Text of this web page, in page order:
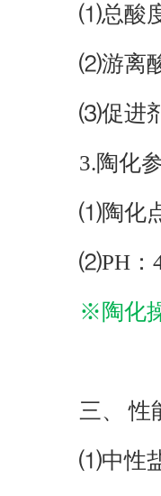
⑴总酸度
⑵游离酸
⑶促进剂
3.陶化参
⑴陶化点
⑵PH：
※陶化
三、 性
⑴中性盐